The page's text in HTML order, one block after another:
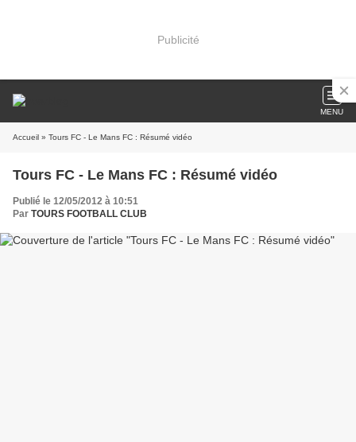
Publicité
MENU
Accueil » Tours FC - Le Mans FC : Résumé vidéo
Tours FC - Le Mans FC : Résumé vidéo
Publié le 12/05/2012 à 10:51
Par TOURS FOOTBALL CLUB